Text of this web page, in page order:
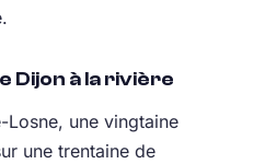
Dijon à la rivière
Losne, une vingtaine
une trentaine de